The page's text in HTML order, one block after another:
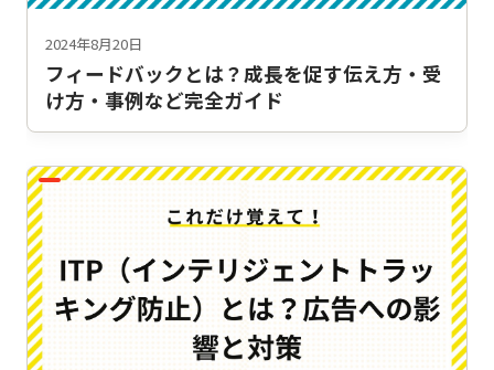
2024年8月20日
フィードバックとは？成長を促す伝え方・受
け方・事例など完全ガイド